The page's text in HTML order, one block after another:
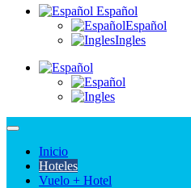
Español
Español
Ingles
Inicio
Hoteles
Vuelo + Hotel